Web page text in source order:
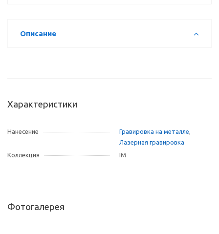
Описание
Характеристики
Нанесение Гравировка на металле,
Лазерная гравировка
Коллекция
IM
Фотогалерея